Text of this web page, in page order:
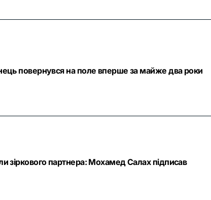
повернувся на поле вперше за майже два роки
зіркового партнера: Мохамед Салах підписав